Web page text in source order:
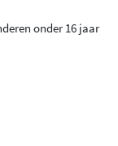
onder 16 jaar